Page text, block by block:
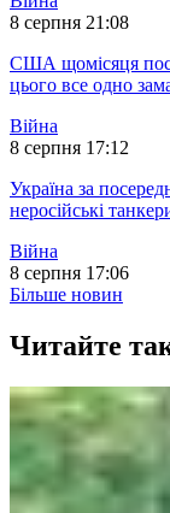
8 серпня 21:08
США щомісяця
цього все одно
Війна
8 серпня 17:12
Україна за
неросійські
Війна
8 серпня 17:06
Більше новин
Читайте